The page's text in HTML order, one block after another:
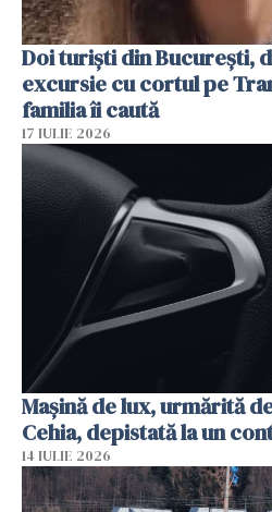
Doi turiști din București,
excursie cu cortul pe
familia îi caută
17 IULIE 2026
Mașină de lux, urmărită
Cehia, depistată la un
14 IULIE 2026